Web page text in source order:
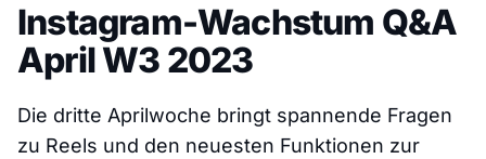
Instagram-Wachstum Q&A
April W3 2023
Die dritte Aprilwoche bringt spannende Fragen
zu Reels und den neuesten Funktionen zur